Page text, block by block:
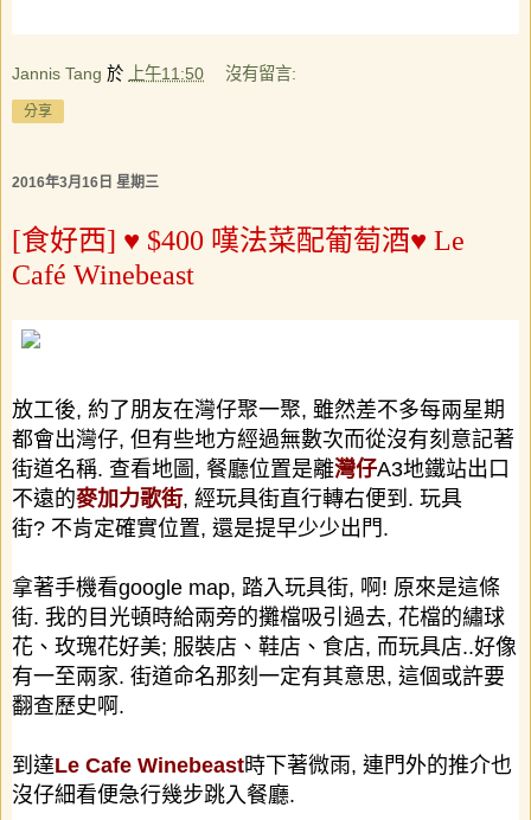
Jannis Tang 於 上午11:50 沒有留言:
分享
2016年3月16日 星期三
[食好西] ♥ $400 嘆法菜配葡萄酒♥ Le
Café Winebeast
放工後, 約了朋友在灣仔聚一聚, 雖然差不多每兩星期
都會出灣仔, 但有些地方經過無數次而從沒有刻意記著
街道名稱. 查看地圖 , 餐廳位置是離灣仔A3地鐵站出口
不遠的麥加力歌街, 經玩具街直行轉右便到 . 玩具
街? 不肯定確實位置, 還是提早少少出門 .
拿著手機看google map, 踏入玩具街, 啊! 原來是這條
街. 我的目光頓時給兩旁的攤檔吸引過去, 花檔的繡球
花、玫瑰花好美; 服裝店、鞋店、食店, 而玩具店..好像
有一至兩家. 街道命名那刻一定有其意思, 這個或許要
翻查歷史啊.
到達Le Cafe Winebeast時下著微雨, 連門外的推介也
沒仔細看便急行幾步跳入餐廳.